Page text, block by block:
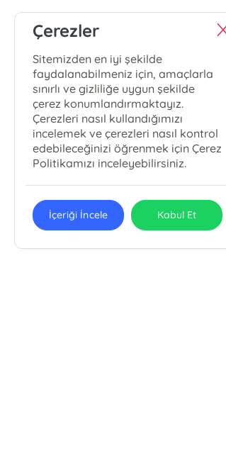
Çerezler
Sitemizden en iyi şekilde
faydalanabilmeniz için, amaçlarla
sınırlı ve gizliliğe uygun şekilde
çerez konumlandırmaktayız.
Çerezleri nasıl kullandığımızı
incelemek ve çerezleri nasıl kontrol
edebileceğinizi öğrenmek için Çerez
Politikamızı inceleyebilirsiniz.
İçeriği İncele Kabul Et